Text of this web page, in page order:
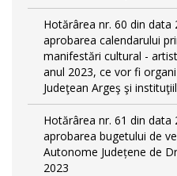
Hotărârea nr. 60 din data
aprobarea calendarului
manifestări cultural -
anul 2023, ce vor fi
Judeţean Argeş şi
Hotărârea nr. 61 din data
aprobarea bugetului de
Autonome Județene de
2023